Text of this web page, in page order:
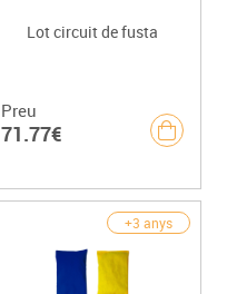
Lot circuit de fusta
Preu
71.77€
+3 anys